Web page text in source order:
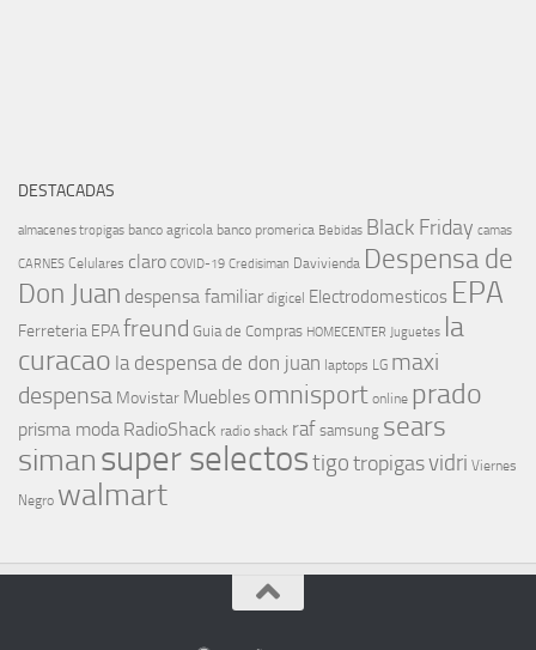
DESTACADAS
almacenes tropigas banco agricola banco promerica Bebidas Black Friday camas
CARNES Celulares claro COVID-19 Credisiman Davivienda Despensa de
Don Juan despensa familiar digicel Electrodomesticos EPA
Ferreteria EPAfreund Guia de Compras HOMECENTER Juguetes la
curacao la despensa de don juan laptops LG maxi
despensa Movistar Muebles omnisport online prado
prisma moda RadioShack radio shack raf samsung sears
simansuper selectostigotropigasvidri Viernes
Negro walmart